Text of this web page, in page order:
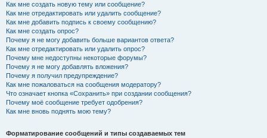
Как мне создать новую тему или сообщение?
Как мне отредактировать или удалить сообщение?
Как мне добавить подпись к своему сообщению?
Как мне создать опрос?
Почему я не могу добавить больше вариантов ответа?
Как мне отредактировать или удалить опрос?
Почему мне недоступны некоторые форумы?
Почему я не могу добавлять вложения?
Почему я получил предупреждение?
Как мне пожаловаться на сообщения модератору?
Что означает кнопка «Сохранить» при создании сообщения?
Почему моё сообщение требует одобрения?
Как мне вновь поднять мою тему?
Форматирование сообщений и типы создаваемых тем